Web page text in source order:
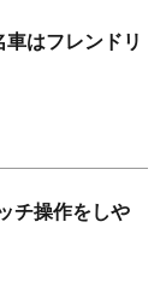
はフレンドリ
チ操作をしや